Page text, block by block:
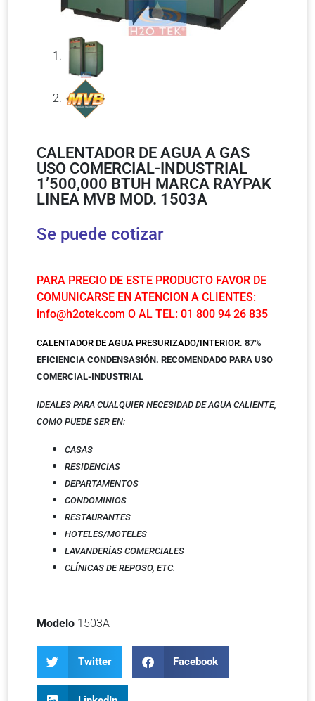
CALENTADOR DE AGUA A GAS
USO COMERCIAL-INDUSTRIAL
1’500,000 BTUH MARCA RAYPAK
LINEA MVB MOD. 1503A
Se puede cotizar
PARA PRECIO DE ESTE PRODUCTO FAVOR DE
COMUNICARSE EN ATENCION A CLIENTES:
info@h2otek.com O AL TEL: 01 800 94 26 835
CALENTADOR DE AGUA PRESURIZADO/INTERIOR. 87%
EFICIENCIA CONDENSASIÓN. RECOMENDADO PARA USO
COMERCIAL-INDUSTRIAL
IDEALES PARA CUALQUIER NECESIDAD DE AGUA CALIENTE,
COMO PUEDE SER EN:
CASAS
RESIDENCIAS
DEPARTAMENTOS
CONDOMINIOS
RESTAURANTES
HOTELES/MOTELES
LAVANDERÍAS COMERCIALES
CLÍNICAS DE REPOSO, ETC.
Modelo 1503A
Twitter Facebook